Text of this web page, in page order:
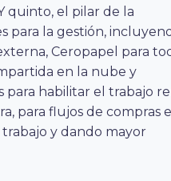
quinto, el pilar de la
para la gestión,
Ceropapel para
en la nube y
para habilitar el trabajo
para flujos de compras
trabajo y dando mayor